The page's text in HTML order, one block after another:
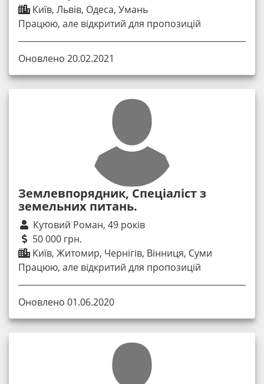
Київ, Львів, Одеса, Умань
Працюю, але відкритий для пропозицій
Оновлено 20.02.2021
Землевпорядник, Спеціаліст з
земельних питань.
Кутовий Роман, 49 років
50 000 грн.
Київ, Житомир, Чернігів, Вінниця, Суми
Працюю, але відкритий для пропозицій
Оновлено 01.06.2020